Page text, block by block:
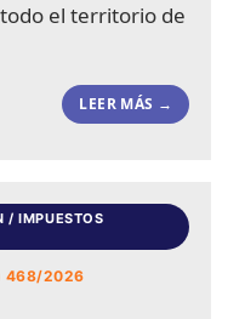
el territorio de
LEER MÁS →
/ IMPUESTOS
468/2026